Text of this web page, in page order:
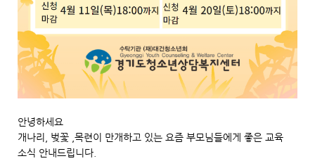
안녕하세요
개나리, 벚꽃 ,목련이 만개하고 있는 요즘 부모님들에게 좋은 교육
소식 안내드립니다.